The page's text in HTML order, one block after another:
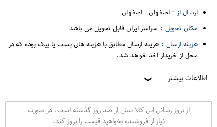
ارسال از : اصفهان-اصفهان
مکان تحویل : سراسر ایران قابل تحویل می باشد
هزینه ارسال : هزینه ارسال مطابق با هزینه های پست یا پیک بوده که در
محل از خریدار اخذ خواهد شد.
اطلاعات بیشتر ❯
از بروز رسانی این کالا بیش از صد روز گذشته است. در صورت
نیاز از فروشنده بخواهید قیمت را بروز کند.